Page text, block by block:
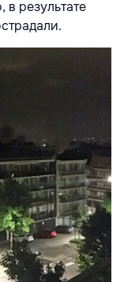
в результате